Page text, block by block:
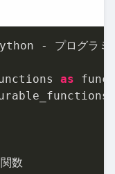
- プログラミ
as
数